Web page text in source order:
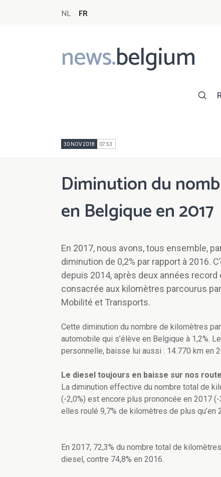
NL FR
news.belgium
Main
navigation
30 NOV 2018 07:53
Diminution du
en Belgique en 2017
En 2017, nous avons, tous ensemble,
diminution de 0,2% par rapport à 2016.
depuis 2014, après deux années record
consacrée aux kilomètres parcourus
Mobilité et Transports.
Cette diminution du nombre de kilomètres
automobile qui s’élève en Belgique à 1,2%.
personnelle, baisse lui aussi : 14.770 km en
Le diesel toujours en baisse sur nos
La diminution effective du nombre total de
(-2,0%) est encore plus prononcée en 2017
elles roulé 9,7% de kilomètres de plus qu’en
En 2017, 72,3% du nombre total de
diesel, contre 74,8% en 2016.